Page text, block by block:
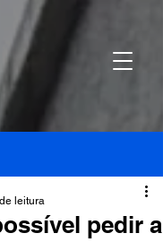
pedir a
leitura